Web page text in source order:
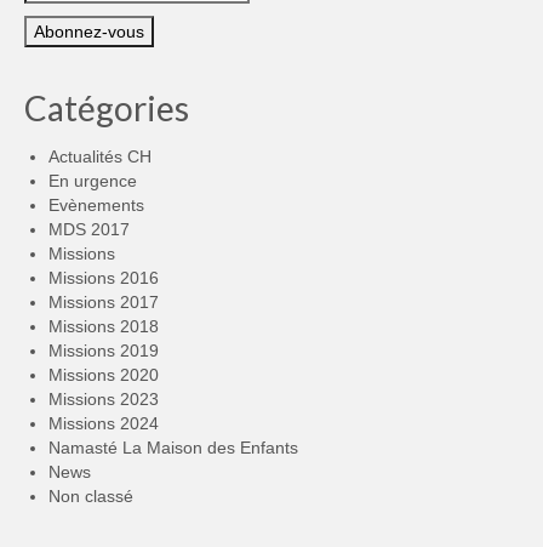
Catégories
Actualités CH
En urgence
Evènements
MDS 2017
Missions
Missions 2016
Missions 2017
Missions 2018
Missions 2019
Missions 2020
Missions 2023
Missions 2024
Namasté La Maison des Enfants
News
Non classé